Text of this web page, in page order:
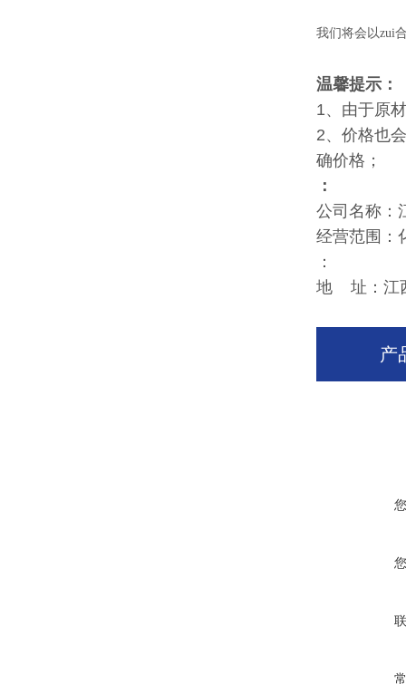
我们将会以zui
温馨提示：
1、由于原
2、价格也
确价格；
：
公司名称：
经营范围：
：
地 址：江
产